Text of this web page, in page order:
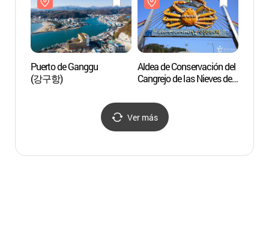
Puerto de Ganggu
(강구항)
Aldea de Conservación del
Cangrejo de las Nieves de
(영덕대게보존마을)
Ver más